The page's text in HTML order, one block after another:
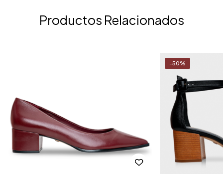
Productos Relacionados
-50%